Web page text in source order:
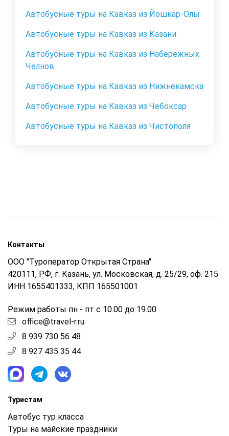
Автобусные туры на Кавказ из Йошкар-Олы
Автобусные туры на Кавказ из Казани
Автобусные туры на Кавказ из Набережных
Челнов
Автобусные туры на Кавказ из Нижнекамска
Автобусные туры на Кавказ из Чебоксар
Автобусные туры на Кавказ из Чистополя
Контакты
ООО "Туроператор Открытая Страна"
420111, РФ, г. Казань, ул. Московская, д. 25/29, оф. 215
ИНН 1655401333, КПП 165501001
Режим работы пн - пт с 10.00 до 19.00
office@travel-r.ru
8 939 730 56 48
8 927 435 35 44
Туристам
Автобус тур класса
Туры на майские праздники